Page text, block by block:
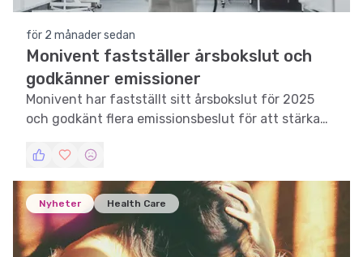
för 2 månader sedan
Monivent fastställer årsbokslut och
godkänner emissioner
Monivent har fastställt sitt årsbokslut för 2025
och godkänt flera emissionsbeslut för att stärka
Nyheter Health Care